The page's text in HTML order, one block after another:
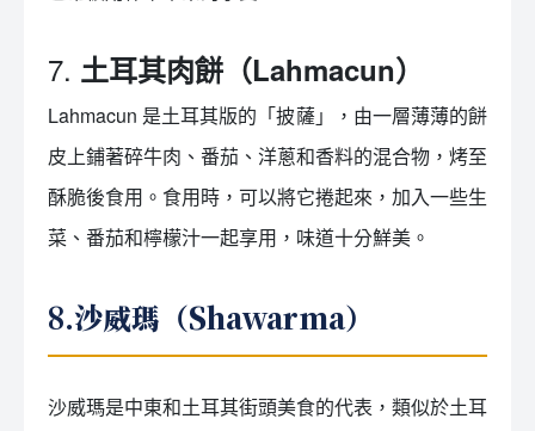
7. 土耳其肉餅（Lahmacun）
Lahmacun 是土耳其版的「披薩」，由一層薄薄的餅
皮上鋪著碎牛肉、番茄、洋蔥和香料的混合物，烤至
酥脆後食用。食用時，可以將它捲起來，加入一些生
菜、番茄和檸檬汁一起享用，味道十分鮮美。
8.沙威瑪（Shawarma）
沙威瑪是中東和土耳其街頭美食的代表，類似於土耳